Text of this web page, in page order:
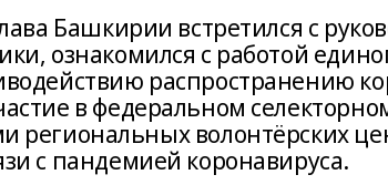
Башкирии встретился с
ознакомился с работой
распространению
в федеральном
региональных волонтёрских
с пандемией коронавируса.